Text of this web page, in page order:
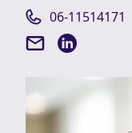
06-11514171